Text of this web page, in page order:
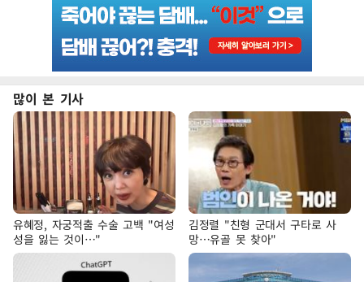
많이 본 기사
유혜정, 자궁적출 수술 고백 "여성
성을 잃는 것이…"
김정렬 "친형 군대서 구타로 사
망…유골 못 찾아"